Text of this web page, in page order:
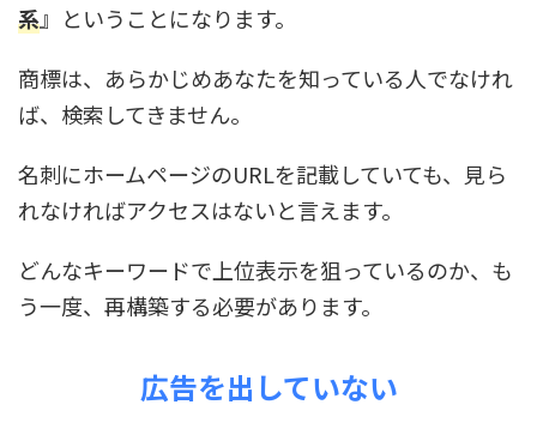
系』ということになります。
商標は、あらかじめあなたを知っている人でなけれ
ば、検索してきません。
名刺にホームページのURLを記載していても、見ら
れなければアクセスはないと言えます。
どんなキーワードで上位表示を狙っているのか、も
う一度、再構築する必要があります。
広告を出していない